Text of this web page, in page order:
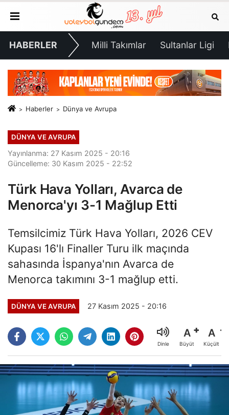
HABERLER Milli Takımlar Sultanlar Ligi
Haberler Dünya ve Avrupa
DÜNYA VE AVRUPA
Yayınlanma: 27 Kasım 2025 - 20:16
Güncelleme: 30 Kasım 2025 - 22:52
Türk Hava Yolları, Avarca de
Menorca'yı 3-1 Mağlup Etti
Temsilcimiz Türk Hava Yolları, 2026 CEV
Kupası 16'lı Finaller Turu ilk maçında
sahasında İspanya'nın Avarca de
Menorca takımını 3-1 mağlup etti.
DÜNYA VE AVRUPA 27 Kasım 2025 - 20:16
Dinle
A
Büyüt
A
Küçült